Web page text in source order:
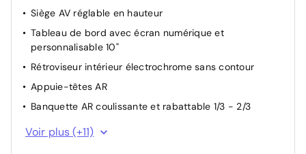
Siège AV réglable en hauteur
Tableau de bord avec écran numérique et
personnalisable 10"
Rétroviseur intérieur électrochrome sans contour
Appuie-têtes AR
Banquette AR coulissante et rabattable 1/3 - 2/3
Boitier connect AIVC
Voir plus (+11)